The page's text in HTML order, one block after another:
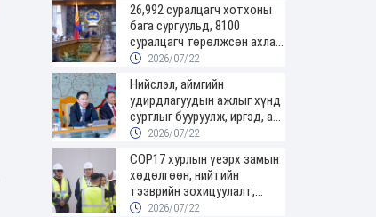
26,992 суралцагч хотхоны
бага сургуульд, 8100
суралцагч төрөлжсөн ахлах
сургуульд суралцана
2026/07/22
Нийслэл, аймгийн
удирдлагуудын ажлыг хүнд
суртлыг бууруулж, иргэд, аж
ахуйн нэгжийн ачааг хэрхэн
2026/07/22
COP17 хурлын үеэрх замын
хөдөлгөөн, нийтийн
тээврийн зохицуулалт,
сургууль, цэцэрлэг, зах,
2026/07/22